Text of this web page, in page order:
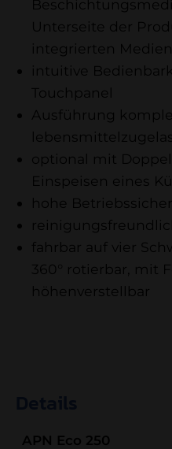
Unterseite der
integrierten
intuitive
Touchpanel
Ausführung
optional mit
Einspeisen eines
hohe
fahrbar auf vier
360° rotierbar, mit
höhenverstellbar
APN Eco 250